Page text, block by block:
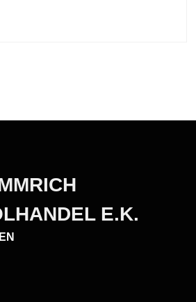
E.K.